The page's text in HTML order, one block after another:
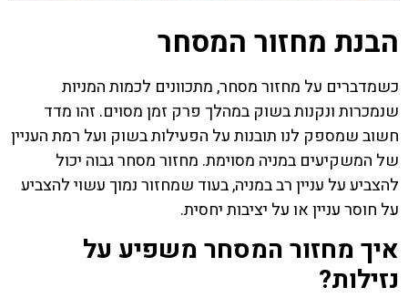
הבנת מחזור המסחר
כשמדברים על מחזור מסחר, מתכוונים לכמות המניות
שנמכרות ונקנות בשוק במהלך פרק זמן מסוים. זהו מדד
חשוב שמספק לנו תובנות על הפעילות בשוק ועל רמת העניין
של המשקיעים במניה מסוימת. מחזור מסחר גבוה יכול
להצביע על עניין רב במניה, בעוד שמחזור נמוך עשוי להצביע
על חוסר עניין או על יציבות יחסית.
איך מחזור המסחר משפיע על
נזילות?